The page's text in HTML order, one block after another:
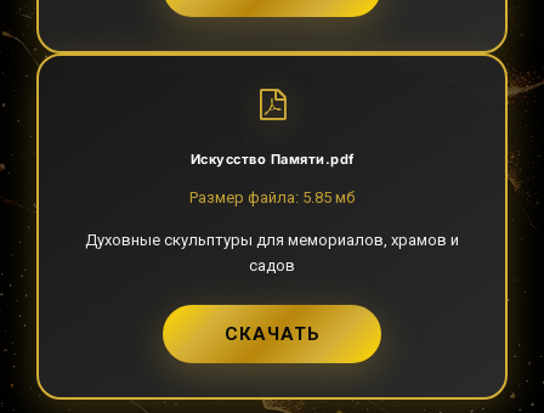
Искусство Памяти.pdf
Размер файла: 5.85 мб
Духовные скульптуры для мемориалов, храмов и
садов
СКАЧАТЬ